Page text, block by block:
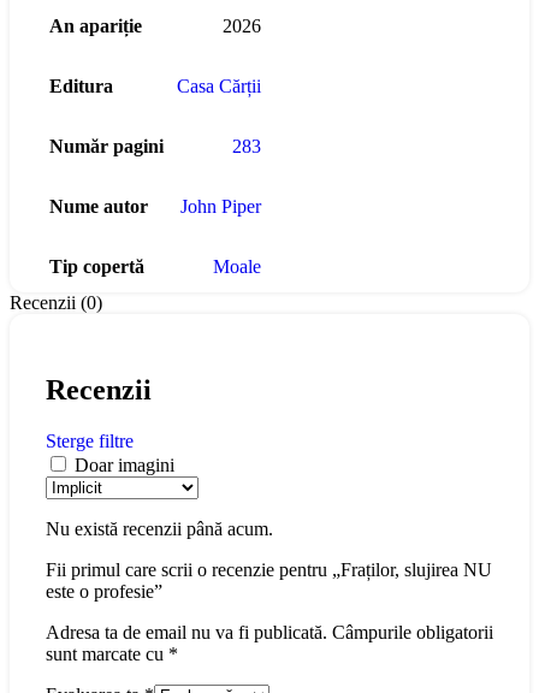
An apariție 2026
Editura Casa Cărții
Număr pagini 283
Nume autor John Piper
Tip copertă
Moale
Recenzii (0)
Recenzii
Sterge filtre
Doar imagini
Nu există recenzii până acum.
Fii primul care scrii o recenzie pentru „Fraților, slujirea NU
este o profesie”
Adresa ta de email nu va fi publicată. Câmpurile obligatorii
sunt marcate cu *